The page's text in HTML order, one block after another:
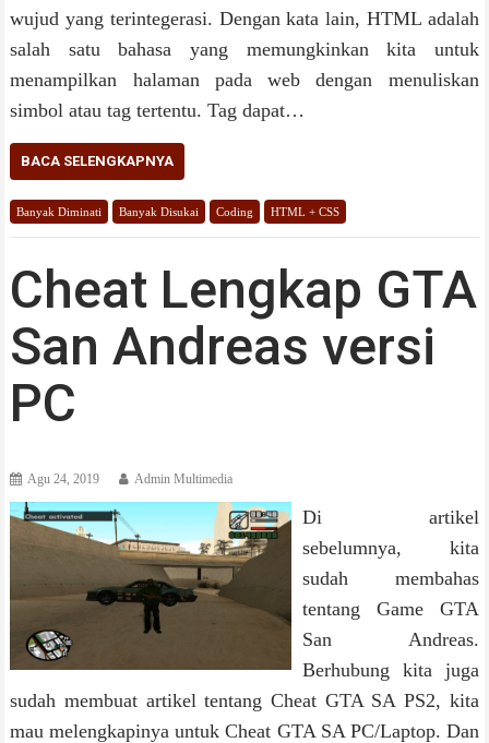
wujud yang terintegerasi. Dengan kata lain, HTML adalah
salah satu bahasa yang memungkinkan kita untuk
menampilkan halaman pada web dengan menuliskan
simbol atau tag tertentu. Tag dapat…
BACA SELENGKAPNYA
Banyak Diminati Banyak Disukai Coding HTML + CSS
Cheat Lengkap GTA
San Andreas versi
PC
Agu 24, 2019 Admin Multimedia
Di artikel
sebelumnya, kita
sudah membahas
tentang Game GTA
San Andreas.
Berhubung kita juga
sudah membuat artikel tentang Cheat GTA SA PS2, kita
mau melengkapinya untuk Cheat GTA SA PC/Laptop. Dan